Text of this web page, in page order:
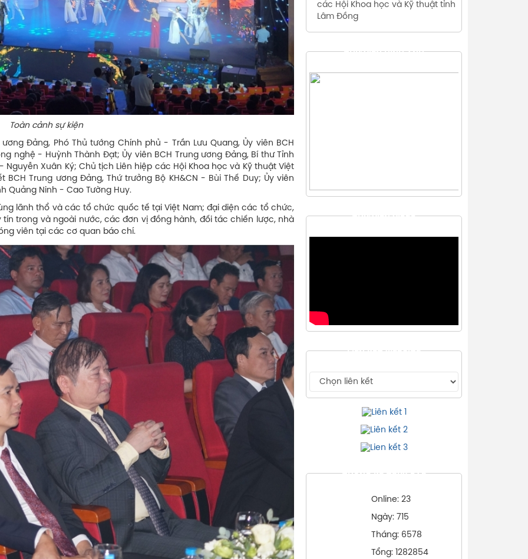
kiện
Đảng, Phó Thủ tướng Chính phủ - Trần Lưu Quang, Ủy viên BCH
nghệ - Huỳnh Thành Đạt; Ủy viên BCH Trung ương Đảng, Bí thư Tỉnh
Xuân Ký; Chủ tịch Liên hiệp các Hội Khoa học và Kỹ thuật Việt
BCH Trung ương Đảng, Thứ trưởng Bộ KH&CN - Bùi Thế Duy; Ủy viên
Quảng Ninh - Cao Tường Huy.
lãnh thổ và các tổ chức quốc tế tại Việt Nam; đại diện các tổ chức,
trong và ngoài nước, các đơn vị đồng hành, đối tác chiến lược, nhà
viên tại các cơ quan báo chí.
các Hội Khoa học và Kỹ thuật tỉnh
Lâm Đồng
THƯ VIỆN HÌNH ẢNH
THƯ VIỆN VIDEO
LIÊN KẾT WEBSITE
THỐNG KÊ TRUY CẬP
Online: 23
Ngày: 715
Tháng: 6578
Tổng: 1282854